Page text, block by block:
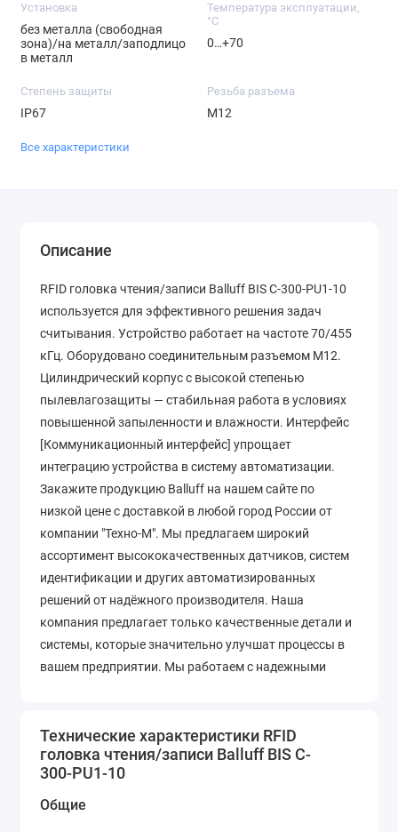
Установка
без металла (свободная
зона)/на металл/заподлицо
в металл
Температура эксплуатации,
°C
0…+70
Степень защиты
IP67
Резьба разъема
M12
Все характеристики
Описание
RFID головка чтения/записи Balluff BIS C-300-PU1-10
используется для эффективного решения задач
считывания. Устройство работает на частоте 70/455
кГц. Оборудовано соединительным разъемом M12.
Цилиндрический корпус с высокой степенью
пылевлагозащиты — стабильная работа в условиях
повышенной запыленности и влажности. Интерфейс
[Коммуникационный интерфейс] упрощает
интеграцию устройства в систему автоматизации.
Закажите продукцию Balluff на нашем сайте по
низкой цене с доставкой в любой город России от
компании "Техно-М". Мы предлагаем широкий
ассортимент высококачественных датчиков, систем
идентификации и других автоматизированных
решений от надёжного производителя. Наша
компания предлагает только качественные детали и
системы, которые значительно улучшат процессы в
вашем предприятии. Мы работаем с надежными
телефону +7 (343) 318-28-00 для консультации.
Технические характеристики RFID
головка чтения/записи Balluff BIS C-
300-PU1-10
Общие